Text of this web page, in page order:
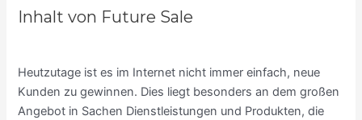
Inhalt von Future Sale
Heutzutage ist es im Internet nicht immer einfach, neue
Kunden zu gewinnen. Dies liegt besonders an dem großen
Angebot in Sachen Dienstleistungen und Produkten, die